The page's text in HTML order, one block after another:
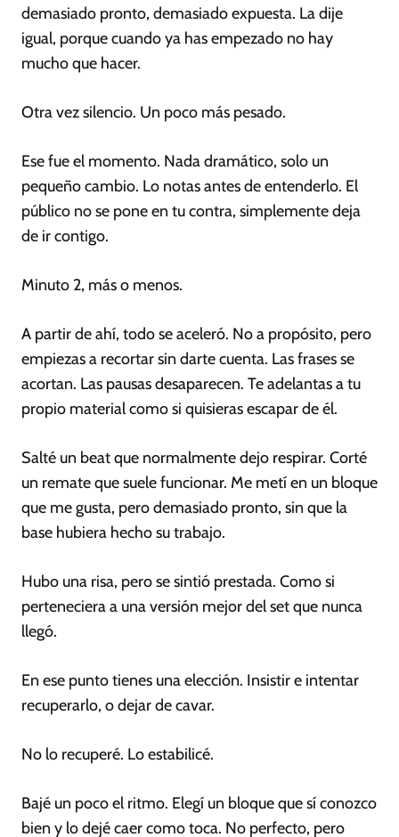
demasiado pronto, demasiado expuesta. La dije
igual, porque cuando ya has empezado no hay
mucho que hacer.
Otra vez silencio. Un poco más pesado.
Ese fue el momento. Nada dramático, solo un
pequeño cambio. Lo notas antes de entenderlo. El
público no se pone en tu contra, simplemente deja
de ir contigo.
Minuto 2, más o menos.
A partir de ahí, todo se aceleró. No a propósito, pero
empiezas a recortar sin darte cuenta. Las frases se
acortan. Las pausas desaparecen. Te adelantas a tu
propio material como si quisieras escapar de él.
Salté un beat que normalmente dejo respirar. Corté
un remate que suele funcionar. Me metí en un bloque
que me gusta, pero demasiado pronto, sin que la
base hubiera hecho su trabajo.
Hubo una risa, pero se sintió prestada. Como si
perteneciera a una versión mejor del set que nunca
llegó.
En ese punto tienes una elección. Insistir e intentar
recuperarlo, o dejar de cavar.
No lo recuperé. Lo estabilicé.
Bajé un poco el ritmo. Elegí un bloque que sí conozco
bien y lo dejé caer como toca. No perfecto, pero